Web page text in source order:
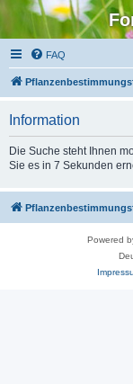
FAQ
Information
Die Suche steht Ihnen
Sie es in 7 Sekunden
Powered